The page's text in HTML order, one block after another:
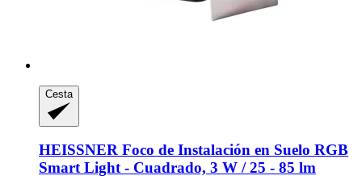
Cesta
HEISSNER Foco de Instalación en Suelo RGB
Smart Light -​ Cuadrado, 3 W / 25 -​ 85 lm